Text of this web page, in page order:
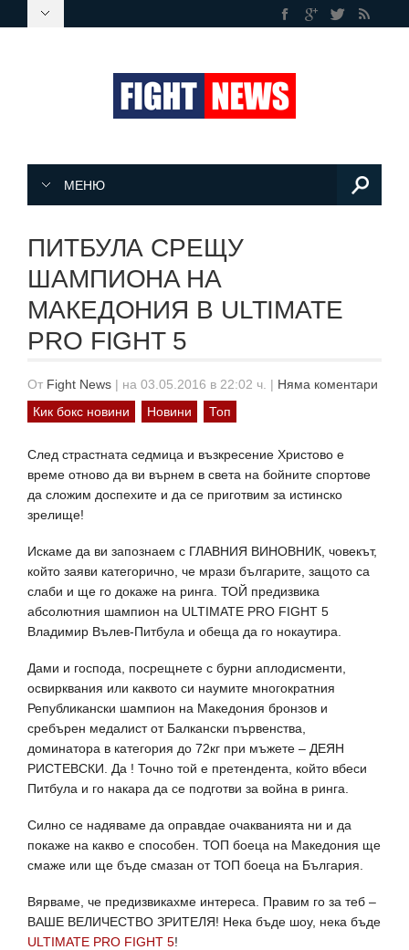
МЕНЮ
ПИТБУЛА СРЕЩУ
ШАМПИОНA НА
МАКЕДОНИЯ В ULTIMATE
PRO FIGHT 5
От Fight News | на 03.05.2016 в 22:02 ч. | Няма коментари
Кик бокс новини
Новини Топ
След страстната седмица и възкресение Христово е
време отново да ви върнем в света на бойните спортове
да сложим доспехите и да се приготвим за истинско
зрелище!
Искаме да ви запознаем с ГЛАВНИЯ ВИНОВНИК, човекът,
който заяви категорично, че мрази българите, защото са
слаби и ще го докаже на ринга. ТОЙ предизвика
абсолютния шампион на ULTIMATE PRO FIGHT 5
Владимир Вълев-Питбула и обеща да го нокаутира.
Дами и господа, посрещнете с бурни аплодисменти,
освирквания или каквото си наумите многократния
Републикански шампион на Македония бронзов и
сребърен медалист от Балкански първенства,
доминатора в категория до 72кг при мъжете – ДЕЯН
РИСТЕВСКИ. Да ! Точно той е претендента, който вбеси
Питбула и го накара да се подготви за война в ринга.
Силно се надяваме да оправдае очакванията ни и да
покаже на какво е способен. ТОП боеца на Македония ще
смаже или ще бъде смазан от ТОП боеца на България.
Вярваме, че предизвикахме интереса. Правим го за теб –
ВАШЕ ВЕЛИЧЕСТВО ЗРИТЕЛЯ! Нека бъде шоу, нека бъде
ULTIMATE PRO FIGHT 5!